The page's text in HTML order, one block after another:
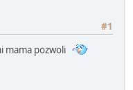
#1
mama pozwoli